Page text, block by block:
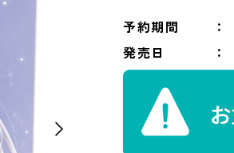
予約期間
発売日